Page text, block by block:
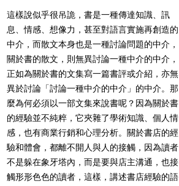
這樣說似乎很吊詭，書是一種傳達知識、訊
息、情感、想像力，甚至對語言實施再創造的
中介，而散文本身也是一種討論問題的中介，
關於書的散文，則無異討論一種中介的中介，
正如為關於書的文集寫一篇書評或介紹，亦無
異於討論「討論一種中介的中介」的中介。那
麼為何必須以一部文集來說書呢？因為關於書
的經驗並不純粹，它夾雜了學術知識、個人情
感，也有商業行銷和心理分析。關於書店的經
驗和體會，都離不開人與人的接觸，因為讀者
不是躲在象牙塔內，而是要與店主溝通，也接
觸形形色色的讀者，這樣，講述書店經驗的語